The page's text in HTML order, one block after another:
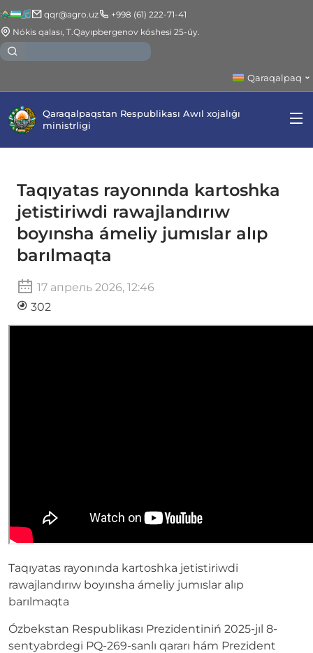
qqr@agro.uz
+998 (61) 222-71-41
Nókis qalası, T.Qayıpbergenov kóshesi 25-úy.
Qaraqalpaq
Qaraqalpaqstan Respublikası Awıl xojalıǵı
ministrligi
Taqıyatas rayonında kartoshka
jetistiriwdi rawajlandırıw
boyınsha ámeliy jumıslar alıp
barılmaqta
17 апрель 2026, 12:46
302
Taqıyatas rayonında kartoshka jetistiriwdi
rawajlandırıw boyınsha ámeliy jumıslar alıp
barılmaqta
Ózbekstan Respublikası Prezidentiniń 2025-jıl 8-
sentyabrdegi PQ-269-sanlı qararı hám Prezident